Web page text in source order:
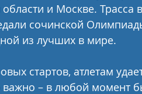
и Москве. Трасса
сочинской
из лучших в мире.
стартов, атлетам
важно – в любой момент